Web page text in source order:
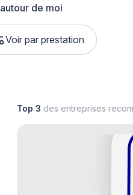
autour de moi
Voir par prestation
Top 3 des entreprises